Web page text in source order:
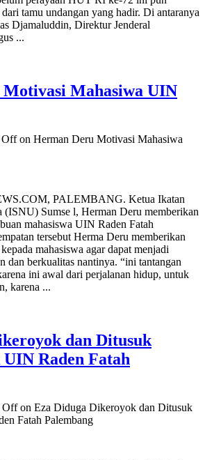
tamu undangan yang hadir. Di antaranya
Djamaluddin, Direktur Jenderal
...
Mahasiwa UIN
Offon Herman Deru Motivasi Mahasiwa
PALEMBANG. Ketua Ikatan
(ISNU) Sumse l, Herman Deru memberikan
mahasiswa UIN Raden Fatah
tersebut Herma Deru memberikan
mahasiswa agar dapat menjadi
dan berkualitas nantinya. “ini tantangan
ini awal dari perjalanan hidup, untuk
karena ...
dan Ditusuk
Raden Fatah
Offon Eza Diduga Dikeroyok dan Ditusuk
Fatah Palembang